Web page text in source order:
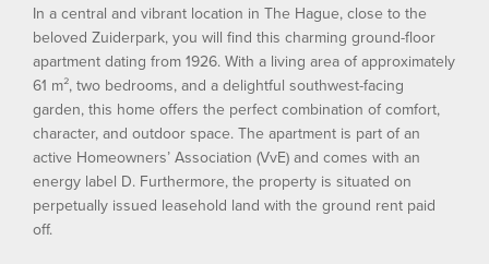
In a central and vibrant location in The Hague, close to the
beloved Zuiderpark, you will find this charming ground-floor
apartment dating from 1926. With a living area of approximately
61 m², two bedrooms, and a delightful southwest-facing
garden, this home offers the perfect combination of comfort,
character, and outdoor space. The apartment is part of an
active Homeowners’ Association (VvE) and comes with an
energy label D. Furthermore, the property is situated on
perpetually issued leasehold land with the ground rent paid
off.